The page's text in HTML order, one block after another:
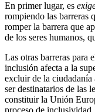
En primer lugar, es
rompiendo las barreras
romper la barrera que
de los seres humanos,
Las otras barreras para
inclusión afecta a la
excluir de la
ser destinatarios de las
constituir la Unión